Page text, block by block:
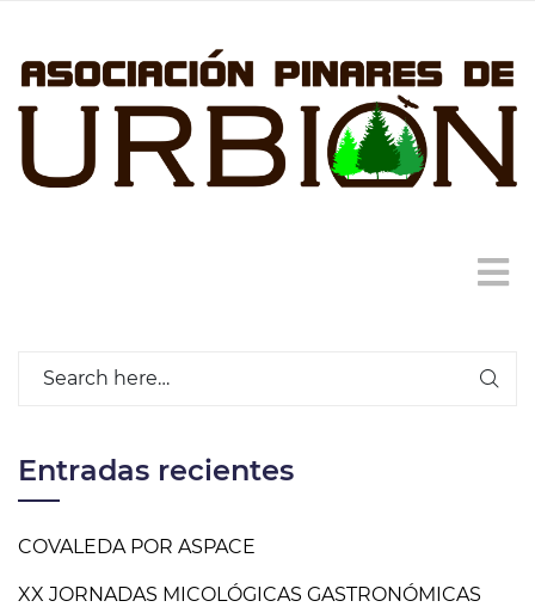
Entradas recientes
COVALEDA POR ASPACE
XX JORNADAS MICOLÓGICAS GASTRONÓMICAS